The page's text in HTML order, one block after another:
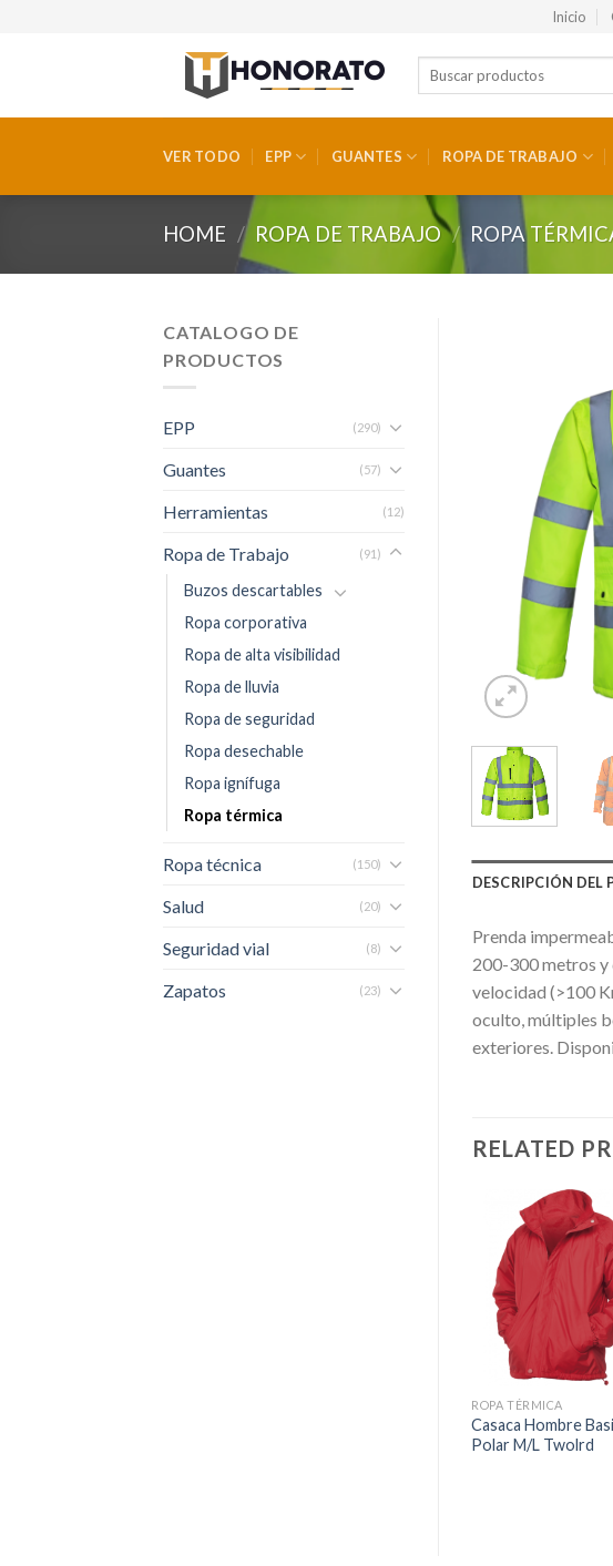
Inicio
VER TODO EPP GUANTES ROPA DE TRABAJO
HOME / ROPA DE TRABAJO / ROPA
CATALOGO DE
PRODUCTOS
EPP (290)
Guantes (57)
Herramientas (12)
Ropa de Trabajo (91)
Buzos descartables
Ropa corporativa
Ropa de alta visibilidad
Ropa de lluvia
Ropa de seguridad
Ropa desechable
Ropa ignífuga
Ropa térmica
Ropa técnica (150)
Salud (20)
Seguridad vial (8)
Zapatos (23)
DESCRIPCIÓN DEL
Prenda
200-300 metros y
velocidad (>100
oculto, múltiples
exteriores.
RELATED
ROPA TÉRMICA
Casaca Hombre
Polar M/L Twolrd